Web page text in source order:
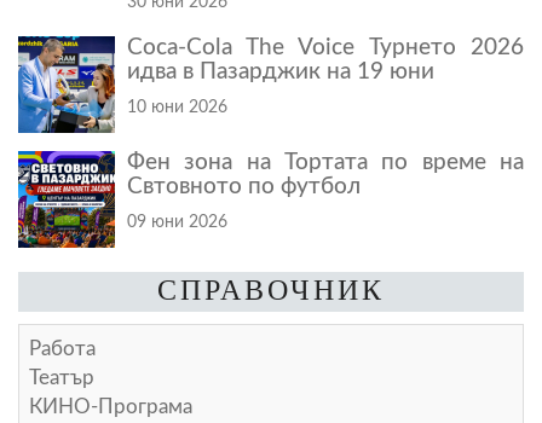
Coca-Cola The Voice Турнето 2026
идва в Пазарджик на 19 юни
10 юни 2026
Фен зона на Тортата по време на
Свтовното по футбол
09 юни 2026
СПРАВОЧНИК
Работа
Театър
КИНО-Програма